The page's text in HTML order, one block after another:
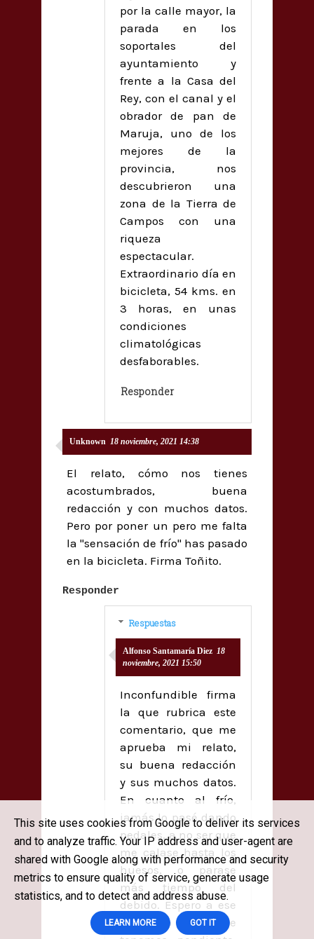
por la calle mayor, la
parada en los
soportales del
ayuntamiento y
frente a la Casa del
Rey, con el canal y el
obrador de pan de
Maruja, uno de los
mejores de la
provincia, nos
descubrieron una
zona de la Tierra de
Campos con una
riqueza
espectacular.
Extraordinario día en
bicicleta, 54 kms. en
3 horas, en unas
condiciones
climatológicas
desfaborables.
Responder
Unknown 18 noviembre, 2021 14:38
El relato, cómo nos tienes
acostumbrados, buena
redacción y con muchos datos.
Pero por poner un pero me falta
la "sensación de frío" has pasado
en la bicicleta. Firma Toñito.
Responder
Respuestas
Alfonso Santamaría Diez 18
noviembre, 2021 15:50
Inconfundible firma
la que rubrica este
comentario, que me
aprueba mi relato,
su buena redacción
y sus muchos datos.
En cuanto al frío,
jamás lo pasé dando
pedales, a no ser que
me calase hasta los
huesos, o parase
más tiempo del
debido. Espero a ese
almuerzo que
This site uses cookies from Google to deliver its services
and to analyze traffic. Your IP address and user-agent are
shared with Google along with performance and security
metrics to ensure quality of service, generate usage
statistics, and to detect and address abuse.
LEARN MORE GOT IT